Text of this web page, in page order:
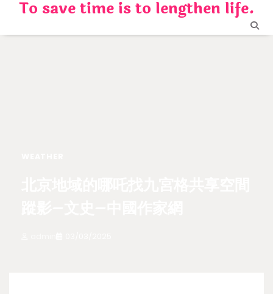
content
To save time is to lengthen life.